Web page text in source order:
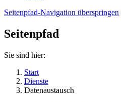
Seitenpfad-Navigation überspringen
Seitenpfad
Sie sind hier:
Start
Dienste
Datenaustausch